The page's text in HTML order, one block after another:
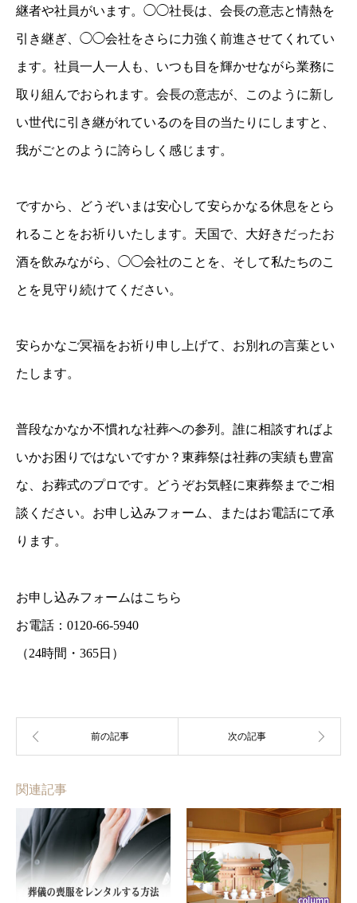
継者や社員がいます。◯◯社長は、会長の意志と情熱を
引き継ぎ、◯◯会社をさらに力強く前進させてくれてい
ます。社員一人一人も、いつも目を輝かせながら業務に
取り組んでおられます。会長の意志が、このように新し
い世代に引き継がれているのを目の当たりにしますと、
我がごとのように誇らしく感じます。
ですから、どうぞいまは安心して安らかなる休息をとら
れることをお祈りいたします。天国で、大好きだったお
酒を飲みながら、◯◯会社のことを、そして私たちのこ
とを見守り続けてください。
安らかなご冥福をお祈り申し上げて、お別れの言葉とい
たします。
普段なかなか不慣れな社葬への参列。誰に相談すればよ
いかお困りではないですか？東葬祭は社葬の実績も豊富
な、お葬式のプロです。どうぞお気軽に東葬祭までご相
談ください。お申し込みフォーム、またはお電話にて承
ります。
お申し込みフォームはこちら
お電話：0120-66-5940
（24時間・365日）
関連記事